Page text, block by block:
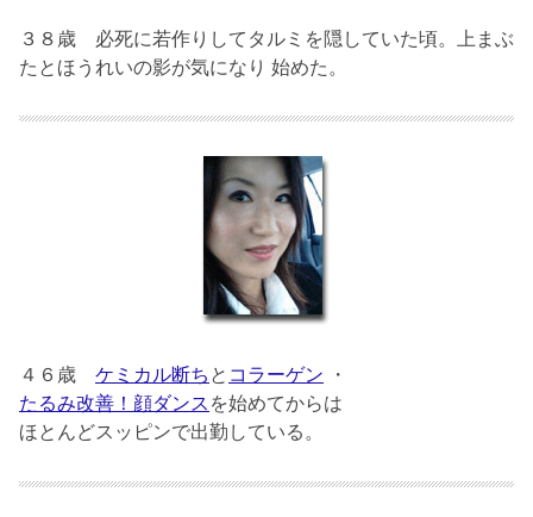
３８歳 必死に若作りしてタルミを隠していた頃。上まぶ
たとほうれいの影が気になり 始めた。
４６歳 ケミカル断ち と コラーゲン ・
たるみ改善！顔ダンス を始めてからは
ほとんどスッピンで出勤している。